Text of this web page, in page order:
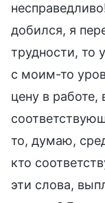
добился, я
трудности, то
с моим-то
цену в работе,
то, думаю,
кто
эти слова,